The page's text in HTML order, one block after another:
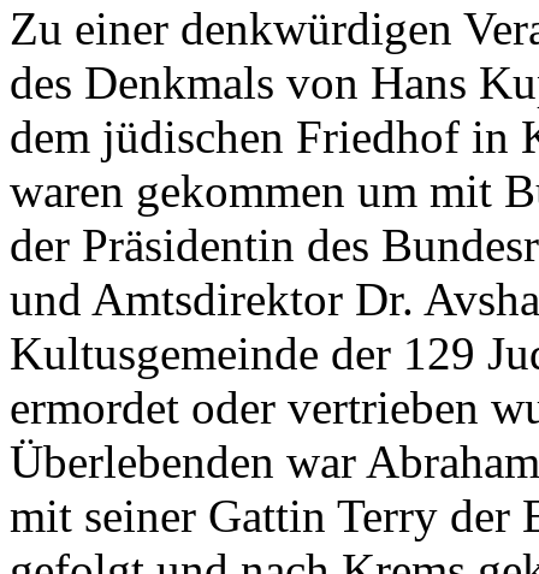
Zu einer denkwürdigen
des Denkmals von Hans
dem jüdischen Friedhof in
waren gekommen um mit
der Präsidentin des
und Amtsdirektor Dr.
Kultusgemeinde der 129
ermordet oder vertrieben
Überlebenden war
mit seiner Gattin Terry der